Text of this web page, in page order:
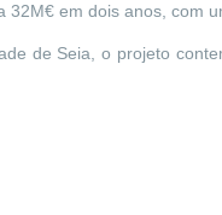
em dois anos, com
de Seia, o projeto